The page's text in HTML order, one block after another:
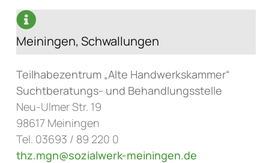
Meiningen, Schwallungen
Teilhabezentrum „Alte Handwerkskammer“
Suchtberatungs- und Behandlungsstelle
Neu-Ulmer Str. 19
98617 Meiningen
Tel. 03693 / 89 220 0
thz.mgn@sozialwerk-meiningen.de